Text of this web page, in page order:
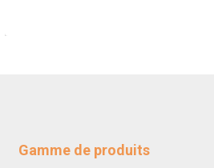
Gamme de produits